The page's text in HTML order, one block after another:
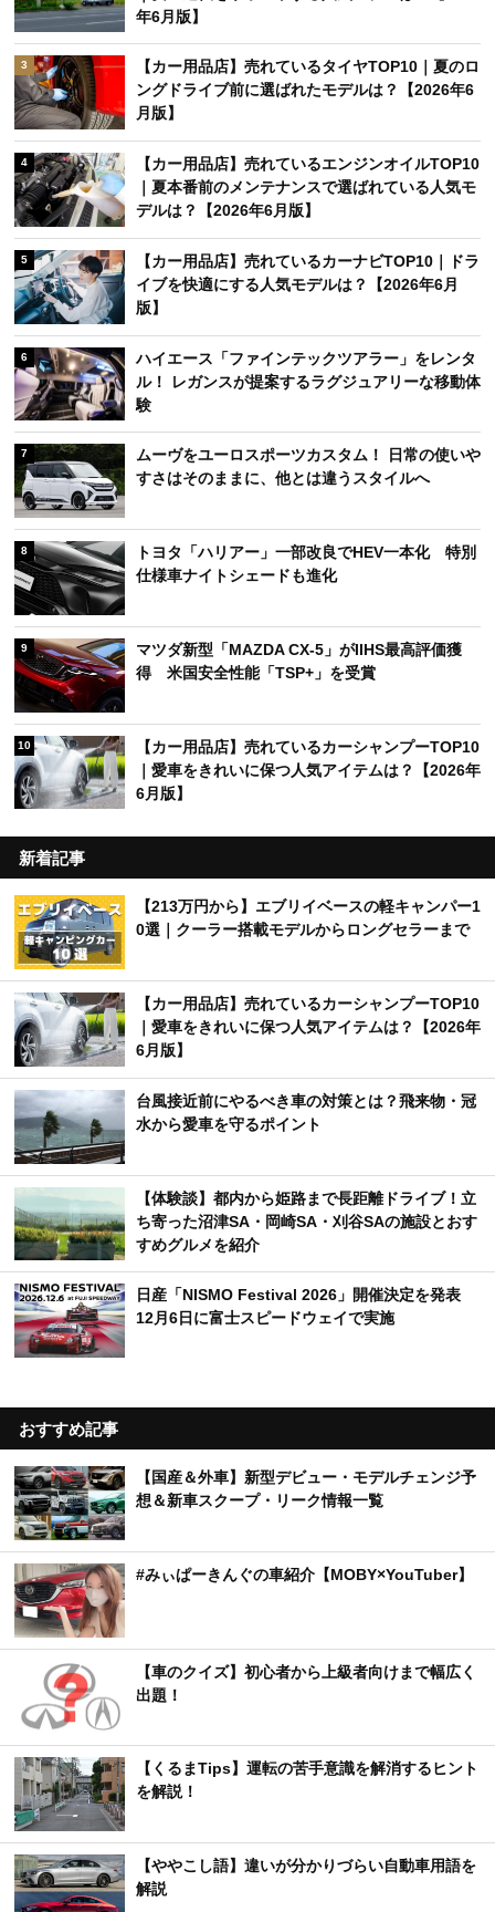
年6月版】
3
【カー用品店】売れているタイヤTOP10｜夏のロ
ングドライブ前に選ばれたモデルは？【2026年6
月版】
4
【カー用品店】売れているエンジンオイルTOP10
｜夏本番前のメンテナンスで選ばれている人気モ
デルは？【2026年6月版】
5
【カー用品店】売れているカーナビTOP10｜ドラ
イブを快適にする人気モデルは？【2026年6月
版】
6
ハイエース「ファインテックツアラー」をレンタ
ル！ レガンスが提案するラグジュアリーな移動体
験
7
ムーヴをユーロスポーツカスタム！ 日常の使いや
すさはそのままに、他とは違うスタイルへ
8
トヨタ「ハリアー」一部改良でHEV一本化 特別
仕様車ナイトシェードも進化
9
マツダ新型「MAZDA CX-5」がIIHS最高評価獲
得 米国安全性能「TSP+」を受賞
10
【カー用品店】売れているカーシャンプーTOP10
｜愛車をきれいに保つ人気アイテムは？【2026年
6月版】
新着記事
【213万円から】エブリイベースの軽キャンパー1
0選｜クーラー搭載モデルからロングセラーまで
【カー用品店】売れているカーシャンプーTOP10
｜愛車をきれいに保つ人気アイテムは？【2026年
6月版】
台風接近前にやるべき車の対策とは？飛来物・冠
水から愛車を守るポイント
【体験談】都内から姫路まで長距離ドライブ！立
ち寄った沼津SA・岡崎SA・刈谷SAの施設とおす
すめグルメを紹介
日産「NISMO Festival 2026」開催決定を発表
12月6日に富士スピードウェイで実施
おすすめ記事
【国産＆外車】新型デビュー・モデルチェンジ予
想＆新車スクープ・リーク情報一覧
#みぃぱーきんぐの車紹介【MOBY×YouTuber】
【車のクイズ】初心者から上級者向けまで幅広く
出題！
【くるまTips】運転の苦手意識を解消するヒント
を解説！
【ややこし語】違いが分かりづらい自動車用語を
解説